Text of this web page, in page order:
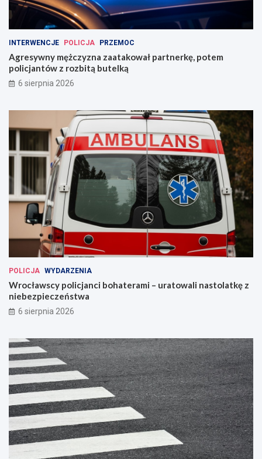
INTERWENCJE POLICJA PRZEMOC
Agresywny mężczyzna zaatakował partnerkę, potem
policjantów z rozbitą butelką
6 sierpnia 2026
POLICJA WYDARZENIA
Wrocławscy policjanci bohaterami – uratowali nastolatkę z
niebezpieczeństwa
6 sierpnia 2026